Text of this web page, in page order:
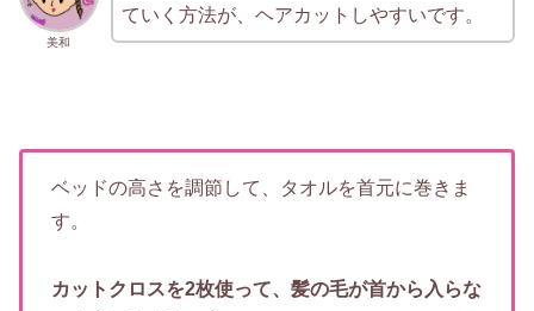
美和
ていく方法が、ヘアカットしやすいです。
ベッドの高さを調節して、タオルを首元に巻きま
す。
カットクロスを2枚使って、髪の毛が首から入らな